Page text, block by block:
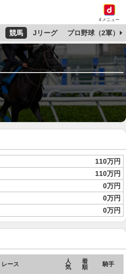
dメニュー
競馬 Jリーグ プロ野球（2軍）
110万円
110万円
0万円
0万円
0万円
レース
人
気
着
順
騎手